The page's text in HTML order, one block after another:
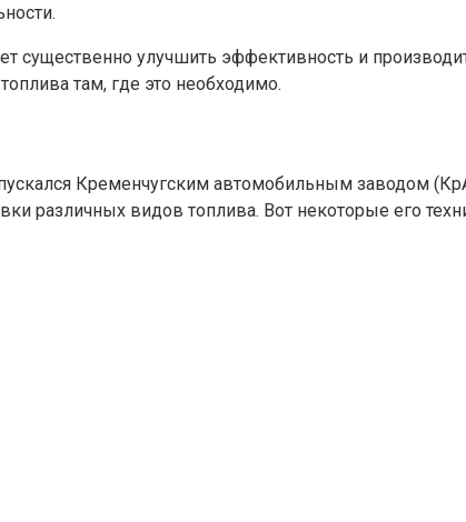
существенно улучшить эффективность и
там, где это необходимо.
Кременчугским автомобильным заводом
различных видов топлива. Вот некоторые его